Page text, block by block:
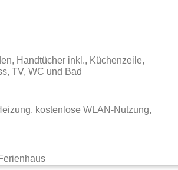
Handtücher inkl., Küchenzeile,
TV, WC und Bad
kostenlose WLAN-Nutzung,